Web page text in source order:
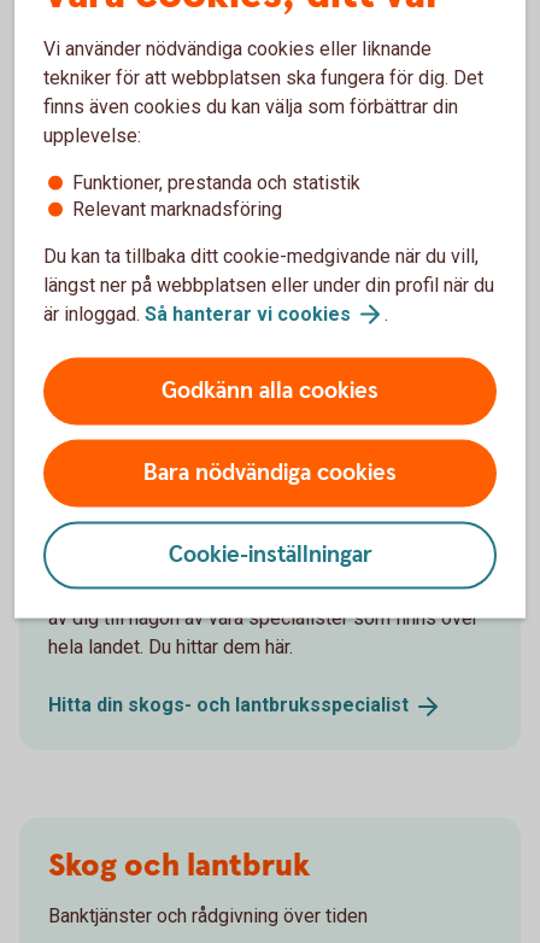
Lantbruksbarometern
Fördjupa dig mer.
Prata med våra skogs- och
lantbruksspecialister
Har du frågor om att äga och investera i skog? Hör
av dig till någon av våra specialister som finns över
hela landet. Du hittar dem här.
Hitta din skogs- och lantbruksspecialist
Skog och lantbruk
Banktjänster och rådgivning över tiden
Vi använder nödvändiga cookies eller liknande
tekniker för att webbplatsen ska fungera för dig. Det
finns även cookies du kan välja som förbättrar din
upplevelse:
Funktioner, prestanda och statistik
Relevant marknadsföring
Du kan ta tillbaka ditt cookie-medgivande när du vill,
längst ner på webbplatsen eller under din profil när du
är inloggad. Så hanterar vi cookies .
Godkänn alla cookies
Bara nödvändiga cookies
Cookie-inställningar